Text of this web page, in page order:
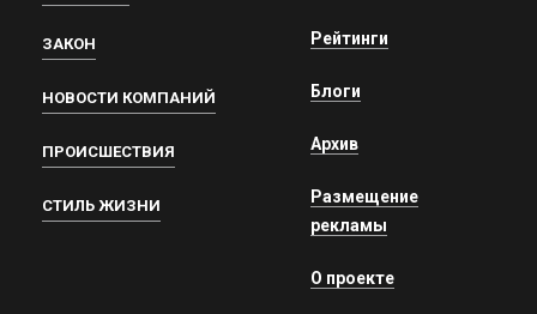
ЗАКОН
НОВОСТИ КОМПАНИЙ
ПРОИСШЕСТВИЯ
СТИЛЬ ЖИЗНИ
Рейтинги
Блоги
Архив
Размещение
рекламы
О проекте